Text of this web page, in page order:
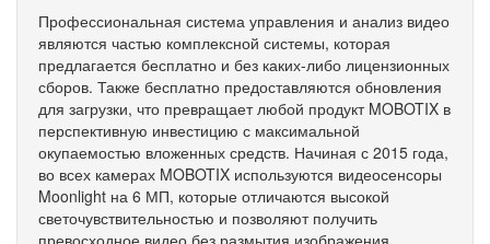
Профессиональная система управления и анализ видео
являются частью комплексной системы, которая
предлагается бесплатно и без каких-либо лицензионных
сборов. Также бесплатно предоставляются обновления
для загрузки, что превращает любой продукт MOBOTIX в
перспективную инвестицию с максимальной
окупаемостью вложенных средств. Начиная с 2015 года,
во всех камерах MOBOTIX используются видеосенсоры
Moonlight на 6 МП, которые отличаются высокой
светочувствительностью и позволяют получить
превосходное видео без размытия изображения